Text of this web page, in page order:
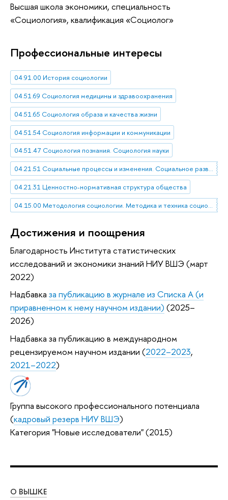
Высшая школа экономики, специальность
«Социология», квалификация «Социолог»
Профессиональные интересы
04.91.00 История социологии
04.51.69 Социология медицины и здравоохранения
04.51.65 Социология образа и качества жизни
04.51.54 Социология информации и коммуникации
04.51.47 Социология познания. Социология науки
04.21.51 Социальные процессы и изменения. Социальное развитие
04.21.31 Ценностно-нормативная структура общества
04.15.00 Методология социологии. Методика и техника социологических исследований
Достижения и поощрения
Благодарность Института статистических
исследований и экономики знаний НИУ ВШЭ (март
2022)
Надбавка за публикацию в журнале из Списка А (и
приравненном к нему научном издании) (2025–
2026)
Надбавка за публикацию в международном
рецензируемом научном издании (2022–2023,
2021–2022)
Группа высокого профессионального потенциала
(кадровый резерв НИУ ВШЭ)
Категория "Новые исследователи" (2015)
О ВЫШКЕ